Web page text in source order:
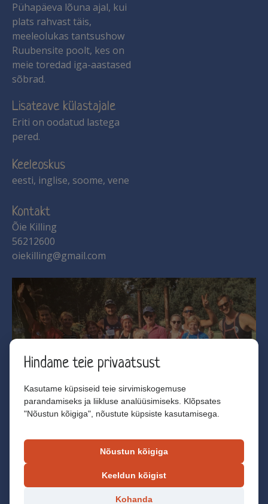
Pühapäeva lõuna ajal, kui
plats rahvast täis,
meeleolukas tantsushow
Ruubensite poolt, kes on
meie toredad iga-aastased
sõbrad.
Lisateave külastajale
Eriti on oodatud lastega
pered.
Keeleoskus
eesti, inglise, soome, vene
Kontakt
Õie Killing
56212600
oiekilling@gmail.com
Jaga ja kutsu oma sõbrad tuttavad avatud
Hindame teie privaatsust
Kasutame küpsiseid teie sirvimiskogemuse
parandamiseks ja liikluse analüüsimiseks. Klõpsates
"Nõustun kõigiga", nõustute küpsiste kasutamisega.
Nõustun kõigiga
Keeldun kõigist
Kohanda